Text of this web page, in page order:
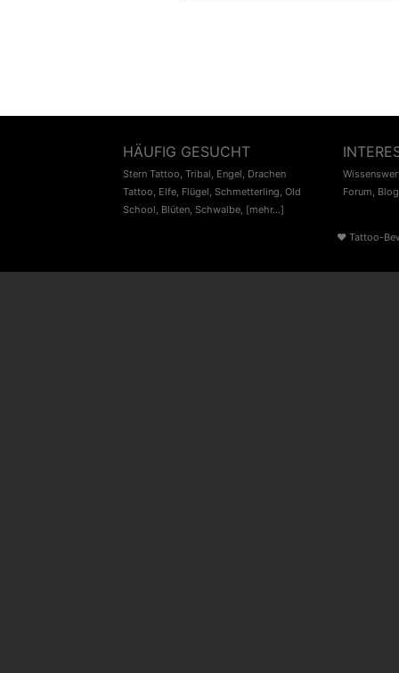
HÄUFIG GESUCHT
Stern Tattoo, Tribal, Engel, Drachen
Tattoo, Elfe, Flügel, Schmetterling, Old
School, Blüten, Schwalbe, [mehr...]
Forum, Blog
♥ Tattoo-